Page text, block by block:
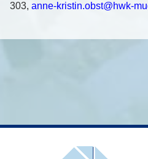
303, anne-kristin.obst@hwk-